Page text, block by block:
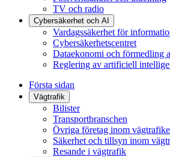
TV och radio
Cybersäkerhet och AI
Vardagssäkerhet för
Cybersäkerhetscentret
Dataekonomi och förmedling
Reglering av artificiell
Första sidan
Vägtrafik
Bilister
Transportbranschen
Övriga företag inom
Säkerhet och tillsyn inom
Resande i vägtrafik